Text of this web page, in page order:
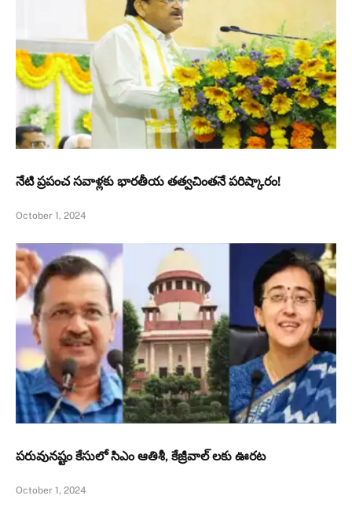
నేటి ప్రపంచ సవాళ్లకు భారతీయ తత్వచింతనే పరిష్కారం!
October 1, 2024
పరువునష్టం కేసులో సిఎం ఆతిశీ, కేజ్రీవాల్ లకు ఊరట
October 1, 2024